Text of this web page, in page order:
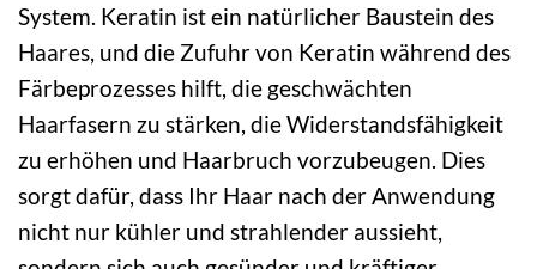
System. Keratin ist ein natürlicher Baustein des
Haares, und die Zufuhr von Keratin während des
Färbeprozesses hilft, die geschwächten
Haarfasern zu stärken, die Widerstandsfähigkeit
zu erhöhen und Haarbruch vorzubeugen. Dies
sorgt dafür, dass Ihr Haar nach der Anwendung
nicht nur kühler und strahlender aussieht,